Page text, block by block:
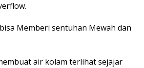
Memberi sentuhan Mewah dan
air kolam terlihat sejajar